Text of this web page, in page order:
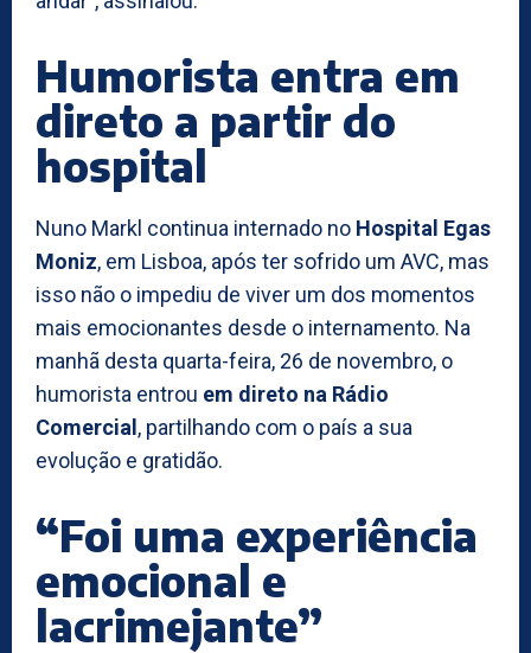
Humorista entra em
direto a partir do
hospital
Nuno Markl continua internado no Hospital Egas
Moniz, em Lisboa, após ter sofrido um AVC, mas
isso não o impediu de viver um dos momentos
mais emocionantes desde o internamento. Na
manhã desta quarta-feira, 26 de novembro, o
humorista entrou em direto na Rádio
Comercial , partilhando com o país a sua
evolução e gratidão.
“Foi uma experiência
emocional e
lacrimejante”